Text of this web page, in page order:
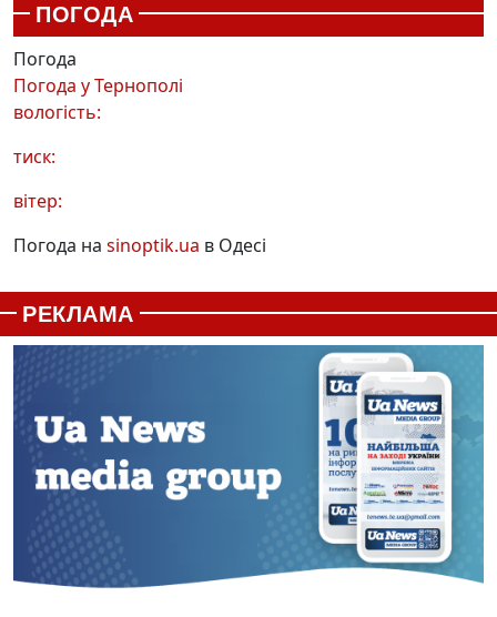
ПОГОДА
Погода
Погода уТернополі
вологість:
тиск:
вітер:
Погода на sinoptik.ua в Одесі
РЕКЛАМА